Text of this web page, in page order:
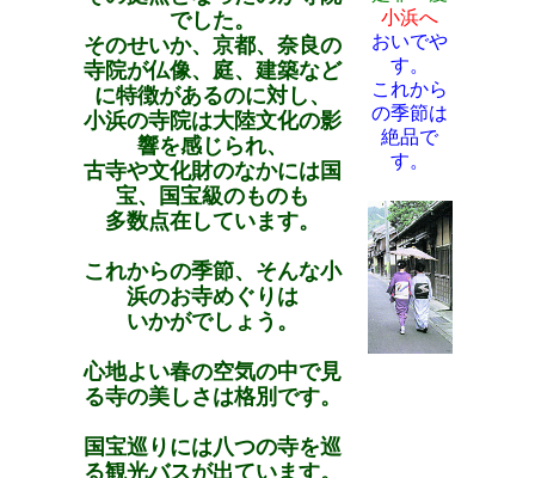
でした。
そのせいか、京都、奈良の
寺院が仏像、庭、建築など
に特徴があるのに対し、
小浜の寺院は大陸文化の影
響を感じられ、
古寺や文化財のなかには国
宝、国宝級のものも
多数点在しています。
これからの季節、そんな小
浜のお寺めぐりは
いかがでしょう。
心地よい春の空気の中で見
る寺の美しさは格別です。
国宝巡りには八つの寺を巡
る観光バスが出ています。
小浜へ
おいでや
す。
これから
の季節は
絶品で
す。